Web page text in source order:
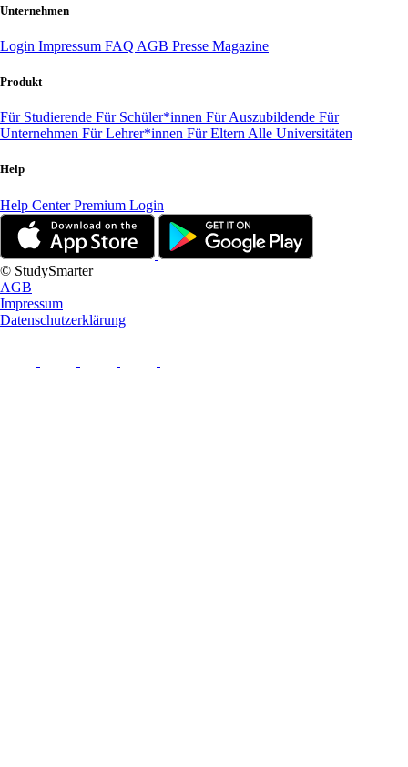
Unternehmen
Login Impressum FAQ AGB Presse Magazine
Produkt
Für Studierende Für Schüler*innen Für Auszubildende Für
Unternehmen Für Lehrer*innen Für Eltern Alle Universitäten
Help
Help CenterPremium Login
© StudySmarter
AGB
Impressum
Datenschutzerklärung